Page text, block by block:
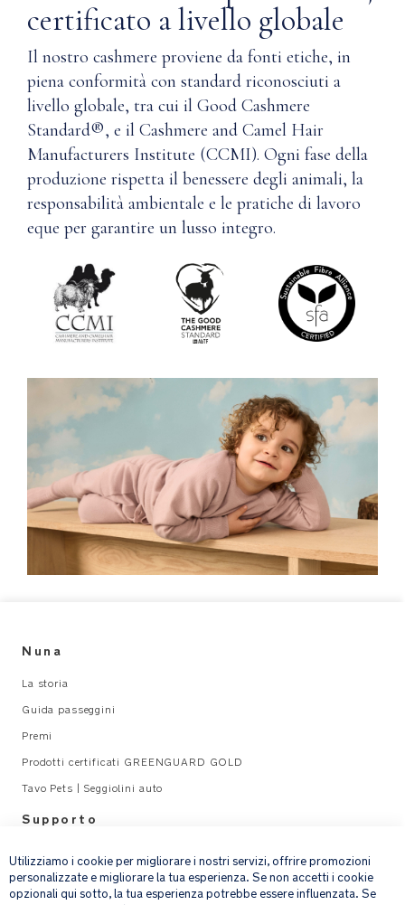
certificato a livello globale
Il nostro cashmere proviene da fonti etiche, in
piena conformità con standard riconosciuti a
livello globale, tra cui il Good Cashmere
Standard®, e il Cashmere and Camel Hair
Manufacturers Institute (CCMI). Ogni fase della
produzione rispetta il benessere degli animali, la
responsabilità ambientale e le pratiche di lavoro
eque per garantire un lusso integro.
Nuna
La storia
Guida passeggini
Premi
Prodotti certificati GREENGUARD GOLD
Tavo Pets | Seggiolini auto
Supporto
email address ISCRIVITI
Utilizziamo i cookie per migliorare i nostri servizi, offrire promozioni
personalizzate e migliorare la tua esperienza. Se non accetti i cookie
opzionali qui sotto, la tua esperienza potrebbe essere influenzata. Se